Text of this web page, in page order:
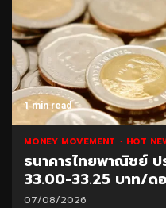
1 min read
MONEY MOVEMENT HOT
ธนาคารไทยพาณิชย์ ป
33.00-33.25 บาท/ด
07/08/2026